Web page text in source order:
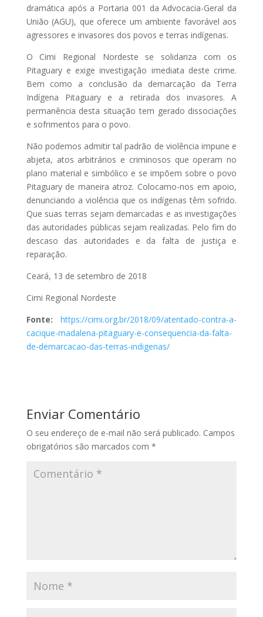
dramática após a Portaria 001 da Advocacia-Geral da
União (AGU), que oferece um ambiente favorável aos
agressores e invasores dos povos e terras indígenas.
O Cimi Regional Nordeste se solidariza com os
Pitaguary e exige investigação imediata deste crime.
Bem como a conclusão da demarcação da Terra
Indígena Pitaguary e a retirada dos invasores. A
permanência desta situação tem gerado dissociações
e sofrimentos para o povo.
Não podemos admitir tal padrão de violência impune e
abjeta, atos arbitrários e criminosos que operam no
plano material e simbólico e se impõem sobre o povo
Pitaguary de maneira atroz. Colocamo-nos em apoio,
denunciando a violência que os indígenas têm sofrido.
Que suas terras sejam demarcadas e as investigações
das autoridades públicas sejam realizadas. Pelo fim do
descaso das autoridades e da falta de justiça e
reparação.
Ceará, 13 de setembro de 2018
Cimi Regional Nordeste
Fonte:
https://cimi.org.br/2018/09/atentado-contra-a-
cacique-madalena-pitaguary-e-consequencia-da-falta-
de-demarcacao-das-terras-indigenas/
Enviar Comentário
O seu endereço de e-mail não será publicado. Campos
obrigatórios são marcados com *